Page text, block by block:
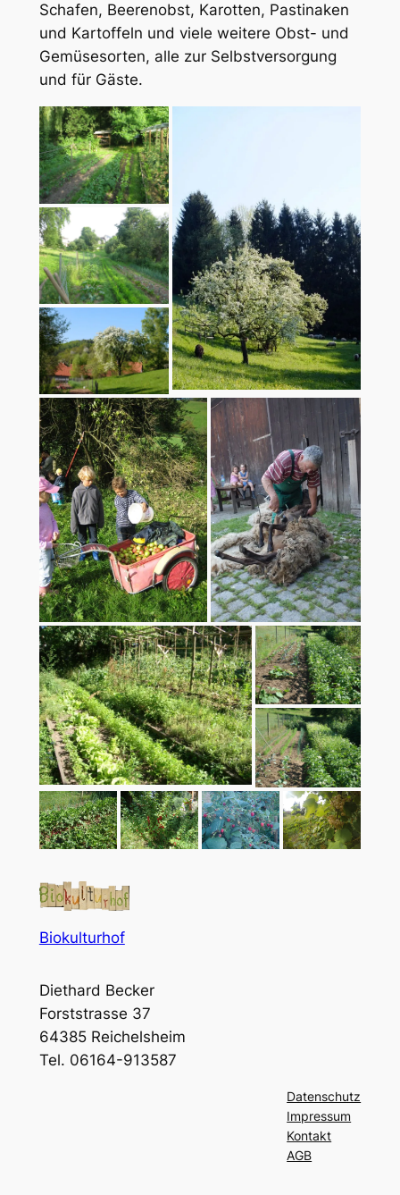
Schafen, Beerenobst, Karotten, Pastinaken
und Kartoffeln und viele weitere Obst- und
Gemüsesorten, alle zur Selbstversorgung
und für Gäste.
Biokulturhof
Diethard Becker
Forststrasse 37
64385 Reichelsheim
Tel. 06164-913587
Datenschutz
Impressum
Kontakt
AGB